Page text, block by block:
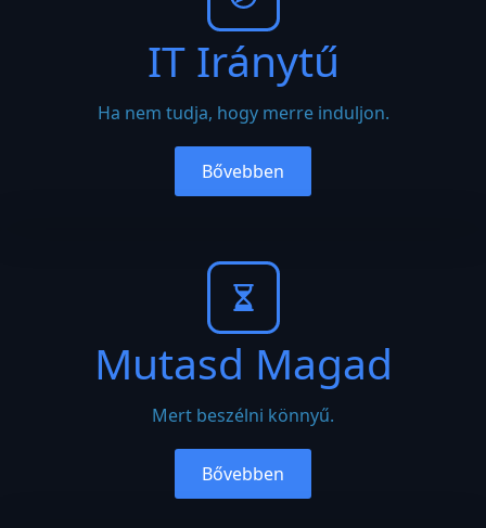
IT Iránytű
Ha nem tudja, hogy merre induljon.
Bővebben
Mutasd Magad
Mert beszélni könnyű.
Bővebben